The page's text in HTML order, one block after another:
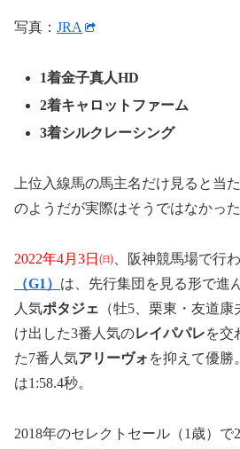
写真： JRA
1着金子真人HD
2着キャロットファーム
3着シルクレーシング
上位入線馬の馬主名だけ見ると当
のようだが実際はそうではなかった
2022年4月3日㈰ 、阪神競馬場で行
（G1） は、先行集団を見る形で進
人気ポタジェ （牡5、栗東・友道
け出した3番人気のレイパパレを交
た7番人気アリーヴォ を抑えて優勝
は1:58.4秒。
2018年のセレクトセール（1歳）で